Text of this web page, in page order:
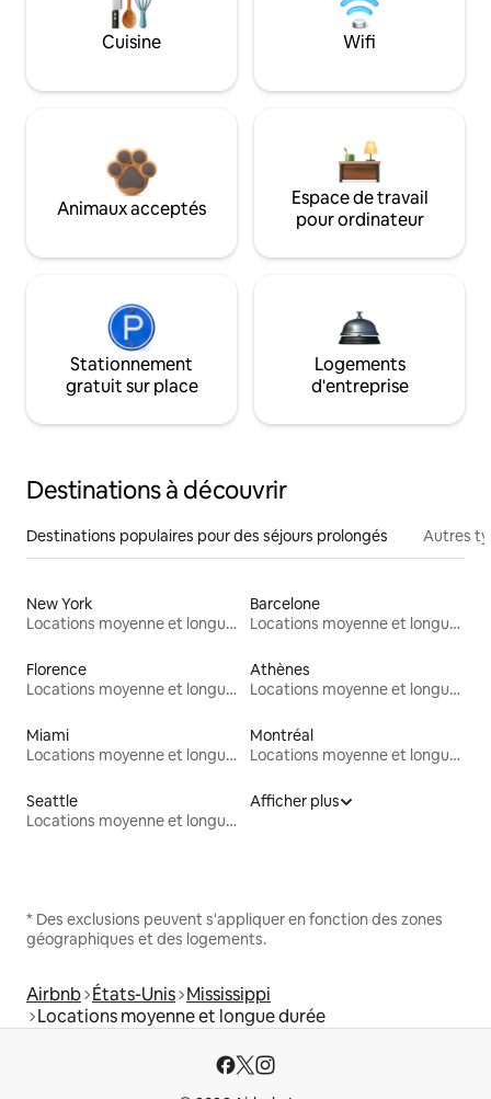
Cuisine Wifi
Animaux acceptés
Espace de travail
pour ordinateur
Stationnement
gratuit sur place
Logements
d'entreprise
Destinations à découvrir
Destinations populaires pour des séjours prolongés Autres
New York
Locations moyenne et longue durée
Barcelone
Locations moyenne et longue durée
Florence
Locations moyenne et longue durée
Athènes
Locations moyenne et longue durée
Miami
Locations moyenne et longue durée
Montréal
Locations moyenne et longue durée
Seattle
Locations moyenne et longue durée
Afficher plus
* Des exclusions peuvent s'appliquer en fonction des zones
géographiques et des logements.
Airbnb États-Unis Mississippi
Locations moyenne et longue durée